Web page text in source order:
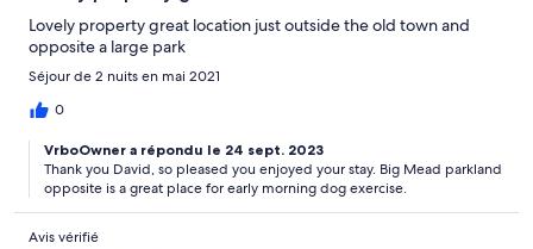
Lovely property great location just outside the old town and
opposite a large park
Séjour de 2 nuits en mai 2021
0
VrboOwner a répondu le 24 sept. 2023
Thank you David, so pleased you enjoyed your stay. Big Mead parkland
opposite is a great place for early morning dog exercise.
Avis vérifié